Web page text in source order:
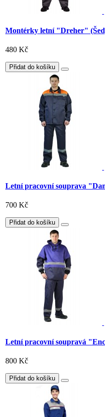
Montérky letní "Dreher"
480 Kč
Přidat do košíku
Letní pracovní souprava
700 Kč
Přidat do košíku
Letní pracovní soupravá
800 Kč
Přidat do košíku